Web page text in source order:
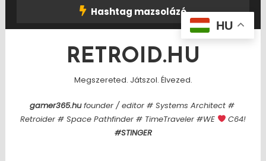
Hashtag mazsolázó
RETROID.HU
Megszereted. Játszol. Élvezed.
gamer365.hufounder / editor # Systems Architect #
Retroider # Space Pathfinder # TimeTraveler #WE
C64!
#STINGER
HU